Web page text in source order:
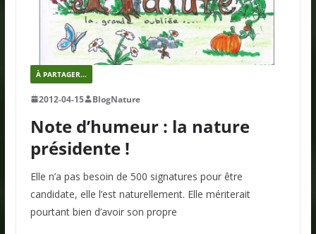
À PARTAGER...
2012-04-15 BlogNature
Note d’humeur : la nature
présidente !
Elle n’a pas besoin de 500 signatures pour être
candidate, elle l’est naturellement. Elle mériterait
pourtant bien d’avoir son propre